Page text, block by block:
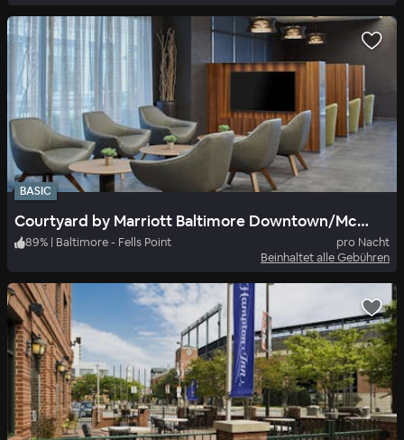
BASIC
Courtyard by Marriott Baltimore Downtown/McHenry R
89% | Baltimore - Fells Point
pro Nacht
Beinhaltet alle Gebühren